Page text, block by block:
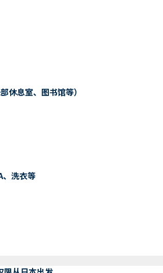
休息室、图书馆等）
、洗衣等